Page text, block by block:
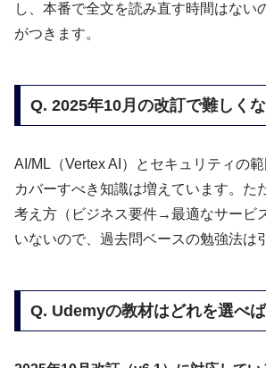
し、本番で全文を読み直す時間はない
がつきます。
Q. 2025年10月の改訂で難しく
AI/ML（Vertex AI）とセキュリティの範
カバーすべき知識は増えています。た
考え方（ビジネス要件→最適なサービ
いないので、過去問ベースの勉強法は
Q. Udemyの教材はどれを選べ